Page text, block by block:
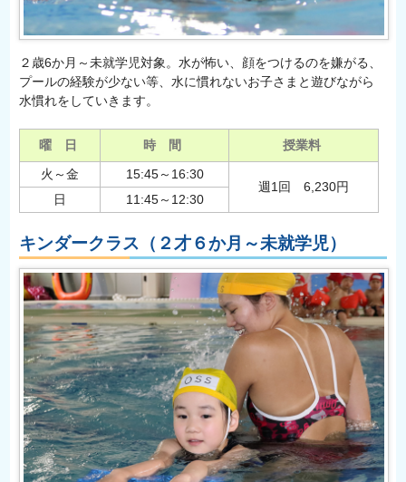
２歳6か月～未就学児対象。水が怖い、顔をつけるのを嫌がる、
プールの経験が少ない等、水に慣れないお子さまと遊びながら
水慣れをしていきます。
曜 日 時 間
授業料
火～金
15:45～16:30
週1回 6,230円
日
11:45～12:30
キンダークラス（２才６か月～未就学児）